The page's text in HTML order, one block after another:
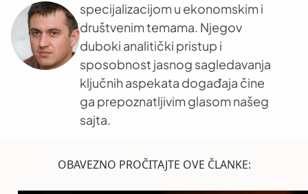
specijalizacijom u ekonomskim i
društvenim temama. Njegov
duboki analitički pristup i
sposobnost jasnog sagledavanja
ključnih aspekata događaja čine
ga prepoznatljivim glasom našeg
sajta.
OBAVEZNO PROČITAJTE OVE ČLANKE: